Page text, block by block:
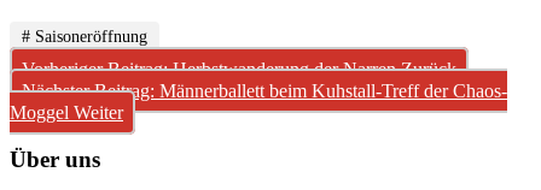
# Saisoneröffnung
Vorheriger Beitrag: Herbstwanderung der NarrenZurück
Nächster Beitrag: Männerballett beim Kuhstall-Treff der Chaos-
Moggel Weiter
Über uns